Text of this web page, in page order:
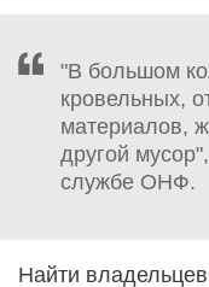
"В большом
кровельных,
материалов,
другой
службе ОНФ.
Найти